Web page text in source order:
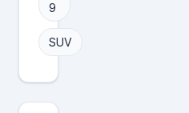
的
对
手
？
9
SUV